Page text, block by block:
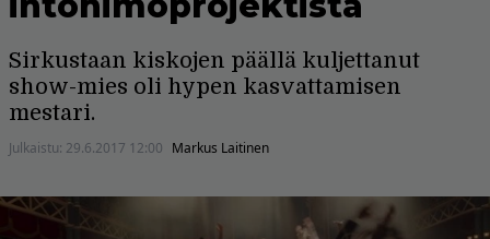
Sirkustaan kiskojen päällä kuljettanut
show-mies oli hypen kasvattamisen
mestari.
Julkaistu: 29.6.2017 12:00 Markus Laitinen